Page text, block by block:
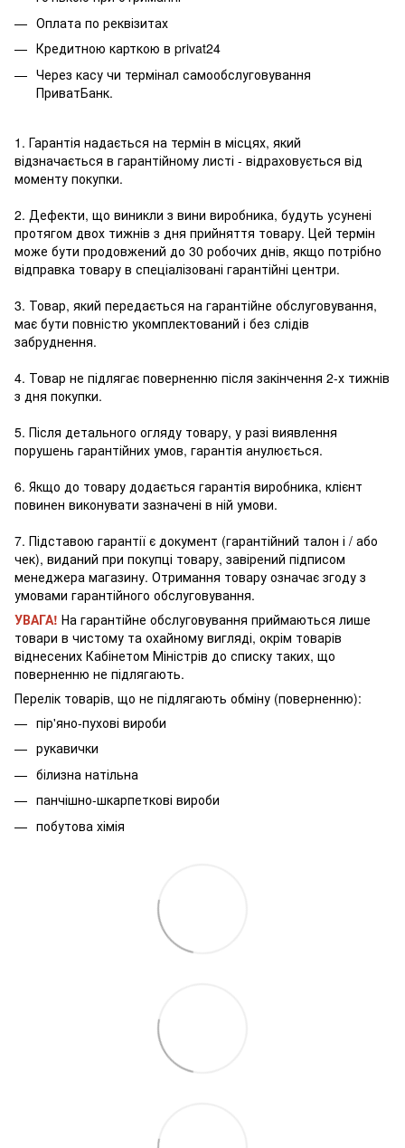
Оплата по реквізитах
Кредитною карткою в privat24
Через касу чи термінал самообслуговування
ПриватБанк.
1. Гарантія надається на термін в місцях, який
відзначається в гарантійному листі - відраховується від
моменту покупки.
2. Дефекти, що виникли з вини виробника, будуть усунені
протягом двох тижнів з дня прийняття товару. Цей термін
може бути продовжений до 30 робочих днів, якщо потрібно
відправка товару в спеціалізовані гарантійні центри.
3. Товар, який передається на гарантійне обслуговування,
має бути повністю укомплектований і без слідів
забруднення.
4. Товар не підлягає поверненню після закінчення 2-х тижнів
з дня покупки.
5. Після детального огляду товару, у разі виявлення
порушень гарантійних умов, гарантія анулюється.
6. Якщо до товару додається гарантія виробника, клієнт
повинен виконувати зазначені в ній умови.
7. Підставою гарантії є документ (гарантійний талон і / або
чек), виданий при покупці товару, завірений підписом
менеджера магазину. Отримання товару означає згоду з
умовами гарантійного обслуговування.
УВАГА! На гарантійне обслуговування приймаються лише
товари в чистому та охайному вигляді, окрім товарів
віднесених Кабінетом Міністрів до списку таких, що
поверненню не підлягають.
Перелік товарів, що не підлягають обміну (поверненню):
пір'яно-пухові вироби
рукавички
білизна натільна
панчішно-шкарпеткові вироби
побутова хімія